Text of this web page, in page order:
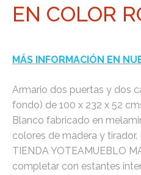
EN COLOR
MÁS INFORMACIÓN EN
Armario dos puertas y dos
fondo) de 100 x 232 x 52
Blanco fabricado en
colores de madera y tirador.
TIENDA YOTEAMUEBLO
completar con estantes